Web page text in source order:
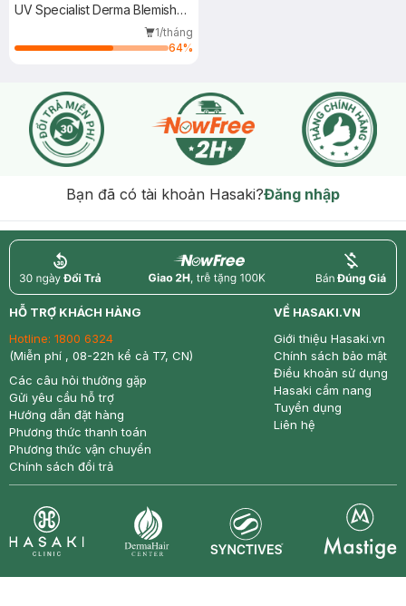
SPF50+ 40ml
UV Specialist Derma Blemish
1/tháng
64%
Bạn đã có tài khoản Hasaki?Đăng nhập
return nowfree price
HỖ TRỢ KHÁCH HÀNG
Hotline: 1800 6324
(Miễn phí , 08-22h kể cả T7, CN)
Các câu hỏi thường gặp
Gửi yêu cầu hỗ trợ
Hướng dẫn đặt hàng
Phương thức thanh toán
Phương thức vận chuyển
Chính sách đổi trả
VỀ HASAKI.VN
Giới thiệu Hasaki.vn
Chính sách bảo mật
Điều khoản sử dụng
Hasaki cẩm nang
Tuyển dụng
Liên hệ